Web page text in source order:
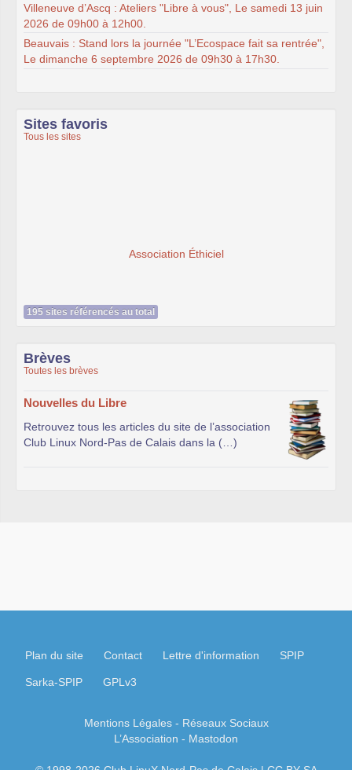
Villeneuve d’Ascq : Ateliers "Libre à vous", Le samedi 13 juin
2026 de 09h00 à 12h00.
Beauvais : Stand lors la journée "L’Ecospace fait sa rentrée",
Le dimanche 6 septembre 2026 de 09h30 à 17h30.
Sites favoris
Tous les sites
Association Éthiciel
195 sites référencés au total
Brèves
Toutes les brèves
Nouvelles du Libre
Retrouvez tous les articles du site de l’association
Club Linux Nord-Pas de Calais dans la (…)
Plan du site Contact Lettre d'information SPIP
Sarka-SPIP GPLv3
Mentions Légales- Réseaux Sociaux
L’Association - Mastodon